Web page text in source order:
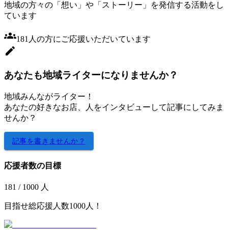
地域の方々の「想い」や「ストーリー」を発信する活動をし
ています
181 人 の方にご応援いただいています
あなたも地域ライターになりませんか？
地域みんながライター！
あなたの好きなお店、人をインタビューして記事にしてみま
せんか？
記事を書きませんか？
応援者数の目標
181 / 1000 人
目指せ総応援人数1000人！